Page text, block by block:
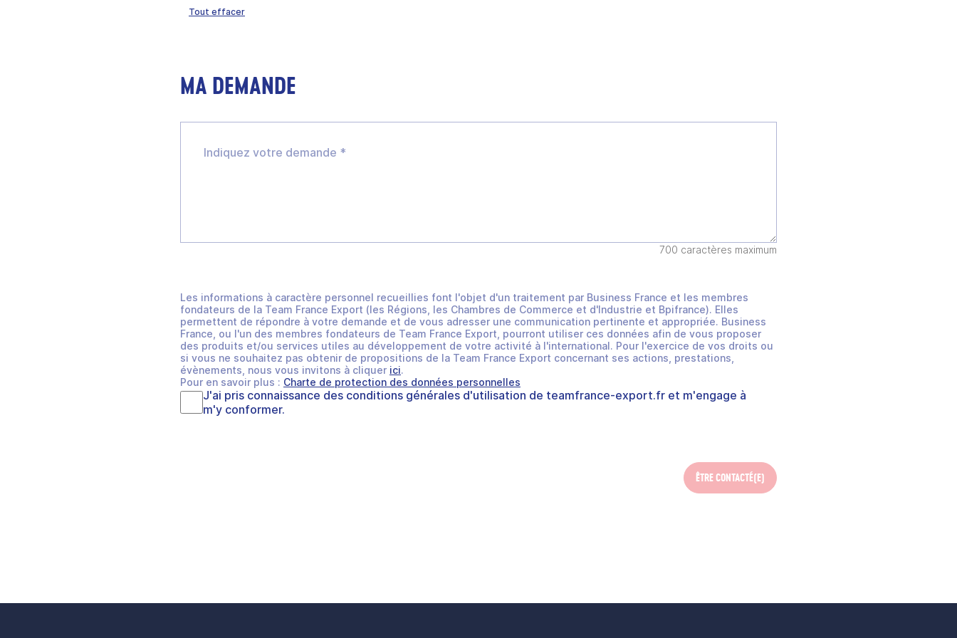
Tout effacer
MA DEMANDE
700 caractères maximum
Les informations à caractère personnel recueillies font l'objet d'un traitement par Business France et les membres
fondateurs de la Team France Export (les Régions, les Chambres de Commerce et d'Industrie et Bpifrance). Elles
permettent de répondre à votre demande et de vous adresser une communication pertinente et appropriée. Business
France, ou l'un des membres fondateurs de Team France Export, pourront utiliser ces données afin de vous proposer
des produits et/ou services utiles au développement de votre activité à l'international. Pour l'exercice de vos droits ou
si vous ne souhaitez pas obtenir de propositions de la Team France Export concernant ses actions, prestations,
évènements, nous vous invitons à cliquer ici.
Pour en savoir plus : Charte de protection des données personnelles
J'ai pris connaissance des conditions générales d'utilisation de teamfrance-export.fr et m'engage à
m'y conformer.
ÊTRE CONTACTÉ(E)